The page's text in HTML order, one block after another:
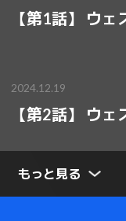
【第1話】 ウ
2024.12.19
【第2話】 ウ
もっと見る